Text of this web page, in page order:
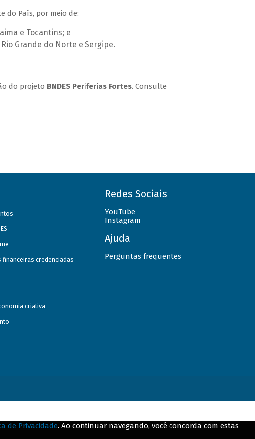
do País, por meio de:
e Tocantins; e
Grande do Norte e Sergipe.
do projeto BNDES Periferias Fortes. Consulte
financeiras credenciadas
criativa
Redes Sociais
YouTube
Instagram
Ajuda
Perguntas frequentes
de Privacidade. Ao continuar navegando, você concorda com estas